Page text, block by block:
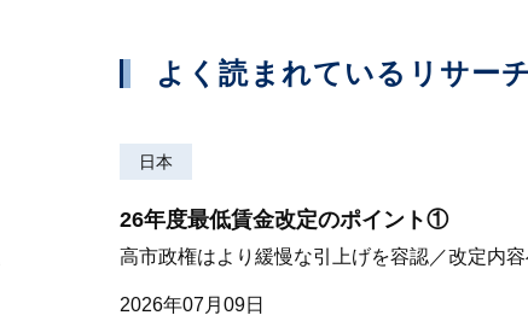
よく読まれているリサー
日本
26年度最低賃金改定のポイント①
高市政権はより緩慢な引上げを容認／改定内
2026年07月09日